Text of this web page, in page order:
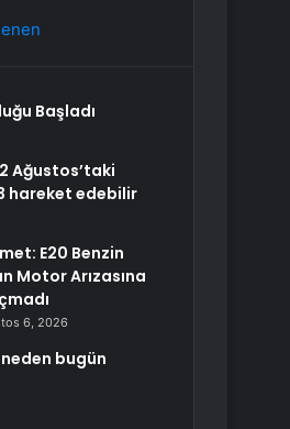
Başladı
Ağustos’taki
hareket edebilir
E20 Benzin
Motor Arızasına
6, 2026
bugün